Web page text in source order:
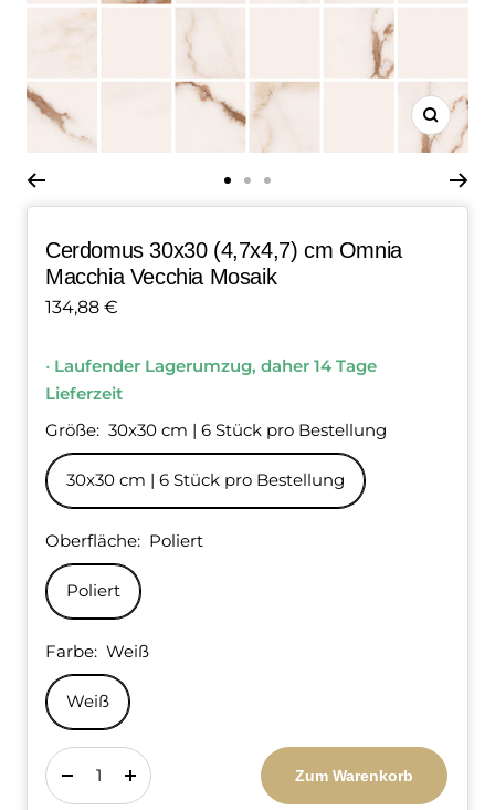
Zoom
1
gehen
2
gehen
3
gehen
Cerdomus 30x30 (4,7x4,7) cm Omnia
Macchia Vecchia Mosaik
Angebotspreis
134,88 €
• Laufender Lagerumzug, daher 14 Tage
Lieferzeit
Größe: 30x30 cm | 6 Stück pro Bestellung
30x30 cm | 6 Stück pro Bestellung
Oberfläche: Poliert
Poliert
Farbe: Weiß
Weiß
Menge
Menge
Zum Warenkorb